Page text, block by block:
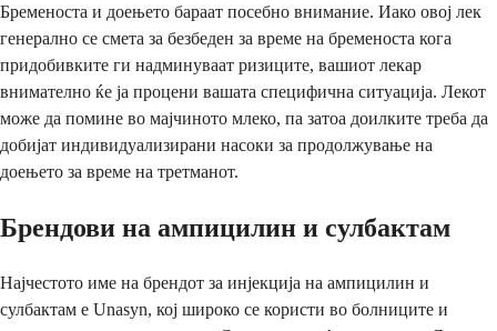
Бременоста и доењето бараат посебно внимание. Иако овој лек
генерално се смета за безбеден за време на бременоста кога
придобивките ги надминуваат ризиците, вашиот лекар
внимателно ќе ја процени вашата специфична ситуација. Лекот
може да помине во мајчиното млеко, па затоа доилките треба да
добијат индивидуализирани насоки за продолжување на
доењето за време на третманот.
Брендови на ампицилин и сулбактам
Најчестото име на брендот за инјекција на ампицилин и
сулбактам е Unasyn, кој широко се користи во болниците и